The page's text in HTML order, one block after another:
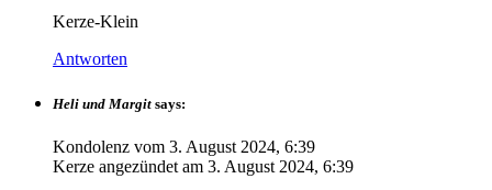
Kerze-Klein
Antworten
Heli und Margit says:
Kondolenz vom 3. August 2024, 6:39
Kerze angezündet am 3. August 2024, 6:39